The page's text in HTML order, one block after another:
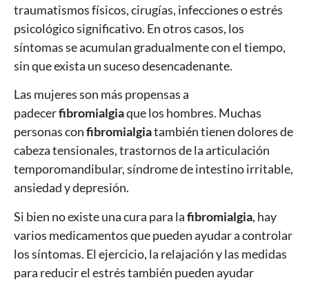
traumatismos físicos, cirugías, infecciones o estrés
psicológico significativo. En otros casos, los
síntomas se acumulan gradualmente con el tiempo,
sin que exista un suceso desencadenante.
Las mujeres son más propensas a
padecerfibromialgiaque los hombres. Muchas
personas confibromialgiatambién tienen dolores de
cabeza tensionales, trastornos de la articulación
temporomandibular, síndrome de intestino irritable,
ansiedad y depresión.
Si bien no existe una cura para lafibromialgia, hay
varios medicamentos que pueden ayudar a controlar
los síntomas. El ejercicio, la relajación y las medidas
para reducir el estrés también pueden ayudar